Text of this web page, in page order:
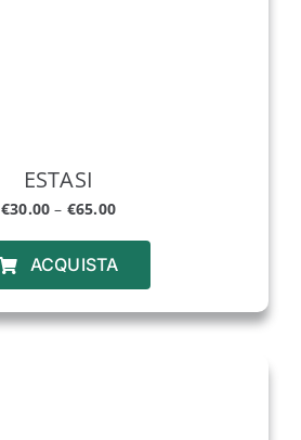
ESTASI
€30.00 – €65.00
ACQUISTA